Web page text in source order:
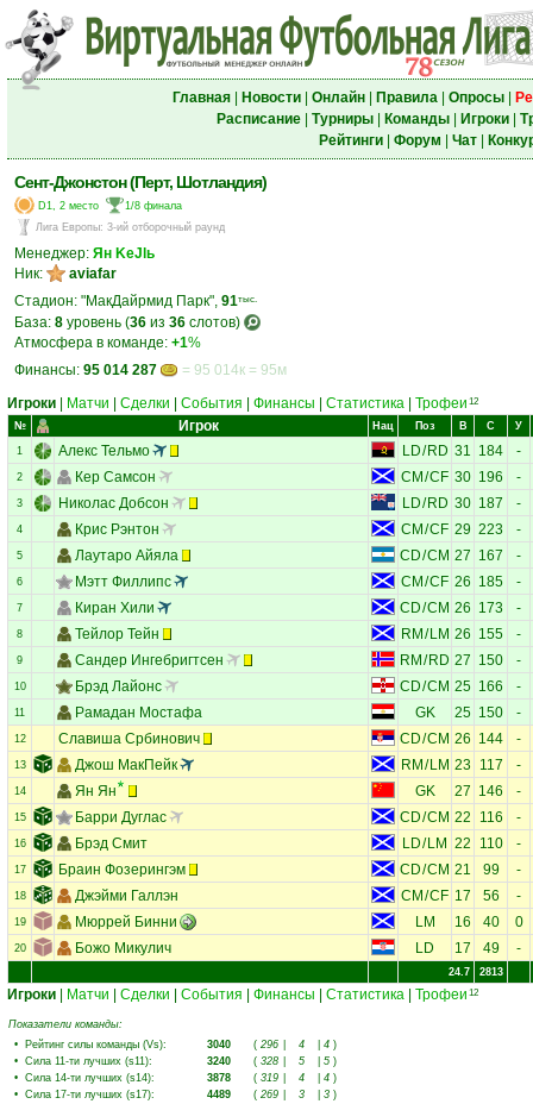
Главная| Новости| Онлайн| Правила| Опросы|
Расписание| Турниры| Команды| Игроки|
Рейтинги| Форум Чат|
Сент-Джонстон (Перт, Шотландия)
D1, 2 место
1/8 финала
Лига Европы: 3-ий отборочный раунд
Менеджер: Ян KеJlь
Ник:
aviafar
Стадион: "МакДайрмид Парк", 91тыс.
База: 8 уровень (36 из 36 слотов)
Атмосфера в команде: +1%
Финансы: 95 014 287
= 95 014к = 95м
Игроки
Матчи Сделки События Финансы Статистика Трофеи 12
№ Игрок Нац Поз В С У
1 Алекс Тельмо LD/RD 31 184 -
2 Кер Самсон CM /CF 30 196 -
3 Николас Добсон LD/RD 30 187 -
4 Крис Рэнтон CM /CF 29 223 -
5 Лаутаро Айяла CD/CM 27 167 -
6 Мэтт Филлипс CM /CF 26 185 -
7 Киран Хили CD/CM 26 173 -
8 Тейлор Тейн RM /LM 26 155 -
9 Сандер Ингебригтсен RM / RD 27 150 -
10 Брэд Лайонс CD/CM 25 166 -
11 Рамадан Мостафа GK 25 150 -
12 Славиша Србинович CD/CM 26 144 -
13 Джош МакПейк RM /LM 23 117 -
14 Ян Ян GK 27 146 -
15 Барри Дуглас CD/CM 22 116 -
16 Брэд Смит LD/ LM 22 110 -
17 Браин Фозерингэм CD/CM 21 99 -
18 Джэйми Галлэн CM /CF 17 56 -
19 Мюррей Бинни LM 16 40 0
20 Божо Микулич LD 17 49 -
24.7 2813
Игроки Матчи Сделки События Финансы Статистика Трофеи 12
Показатели команды:
• Рейтинг силы команды (Vs): 3040 ( 296 4 4 )
• Сила 11-ти лучших (s11): 3240 ( 328 5 5 )
• Сила 14-ти лучших (s14): 3878 ( 319 4 4 )
• Сила 17-ти лучших (s17): 4489 ( 269 3 3 )